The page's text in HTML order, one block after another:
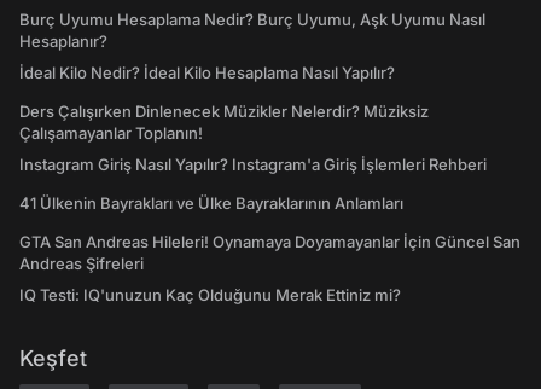
Burç Uyumu Hesaplama Nedir? Burç Uyumu, Aşk Uyumu Nasıl
Hesaplanır?
İdeal Kilo Nedir? İdeal Kilo Hesaplama Nasıl Yapılır?
Ders Çalışırken Dinlenecek Müzikler Nelerdir? Müziksiz
Çalışamayanlar Toplanın!
Instagram Giriş Nasıl Yapılır? Instagram'a Giriş İşlemleri Rehberi
41 Ülkenin Bayrakları ve Ülke Bayraklarının Anlamları
GTA San Andreas Hileleri! Oynamaya Doyamayanlar İçin Güncel San
Andreas Şifreleri
IQ Testi: IQ'unuzun Kaç Olduğunu Merak Ettiniz mi?
Keşfet